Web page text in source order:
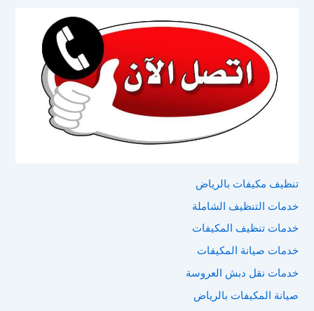
تنظيف مكيفات بالرياض
خدمات التنظيف الشاملة
خدمات تنظيف المكيفات
خدمات صيانة المكيفات
خدمات نقل دبش العروسة
صيانة المكيفات بالرياض